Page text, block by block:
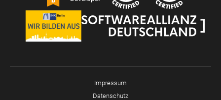
Impressum
Datenschutz